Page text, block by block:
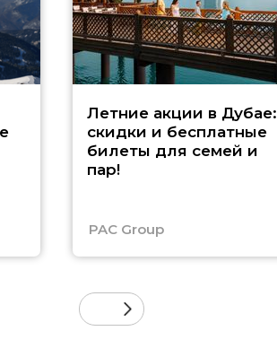
Летние акции в Дубае:
скидки и бесплатные
билеты для семей и
пар!
PAC Group